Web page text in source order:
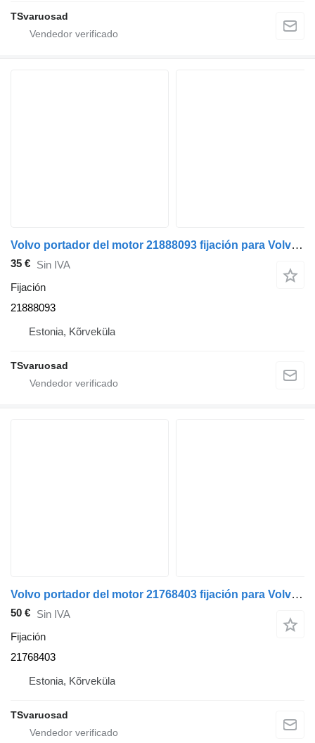
TSvaruosad
Volvo portador del motor 21888093 fijación para Volvo FL280 camión
35 € Sin IVA
Fijación
21888093
Estonia, Kõrveküla
TSvaruosad
Volvo portador del motor 21768403 fijación para Volvo FL280 camión
50 € Sin IVA
Fijación
21768403
Estonia, Kõrveküla
TSvaruosad